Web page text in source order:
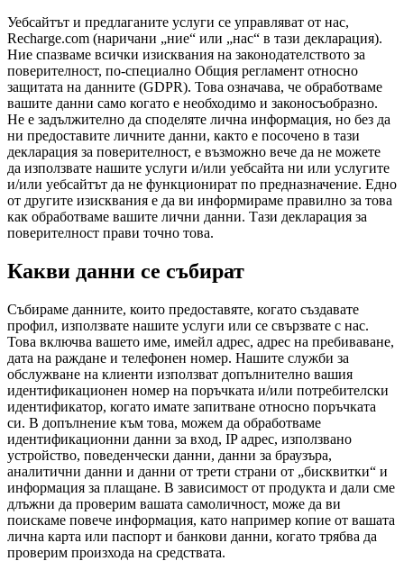
Уебсайтът и предлаганите услуги се управляват от нас,
Recharge.com (наричани „ние“ или „нас“ в тази декларация).
Ние спазваме всички изисквания на законодателството за
поверителност, по-специално Общия регламент относно
защитата на данните (GDPR). Това означава, че обработваме
вашите данни само когато е необходимо и законосъобразно.
Не е задължително да споделяте лична информация, но без да
ни предоставите личните данни, както е посочено в тази
декларация за поверителност, е възможно вече да не можете
да използвате нашите услуги и/или уебсайта ни или услугите
и/или уебсайтът да не функционират по предназначение. Едно
от другите изисквания е да ви информираме правилно за това
как обработваме вашите лични данни. Тази декларация за
поверителност прави точно това.
Какви данни се събират
Събираме данните, които предоставяте, когато създавате
профил, използвате нашите услуги или се свързвате с нас.
Това включва вашето име, имейл адрес, адрес на пребиваване,
дата на раждане и телефонен номер. Нашите служби за
обслужване на клиенти използват допълнително вашия
идентификационен номер на поръчката и/или потребителски
идентификатор, когато имате запитване относно поръчката
си. В допълнение към това, можем да обработваме
идентификационни данни за вход, IP адрес, използвано
устройство, поведенчески данни, данни за браузъра,
аналитични данни и данни от трети страни от „бисквитки“ и
информация за плащане. В зависимост от продукта и дали сме
длъжни да проверим вашата самоличност, може да ви
поискаме повече информация, като например копие от вашата
лична карта или паспорт и банкови данни, когато трябва да
проверим произхода на средствата.